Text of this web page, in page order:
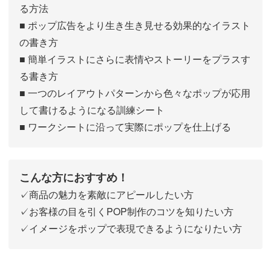
る方法
■ ポップ広告をより生き生き見せる効果的なイラスト
の書き方
■ 簡単イラストにさらに表情やストーリーをプラスす
る書き方
■ 一つのレイアウトパターンから色々なポップが応用
して書けるようになる訓練シート
■ ワークシートに沿って実際にポップを仕上げる
こんな方におすすめ！
✓商品の魅力を素敵にアピールしたい方
✓お客様の目を引くPOP制作のコツを知りたい方
✓イメージをポップで表現できるようになりたい方